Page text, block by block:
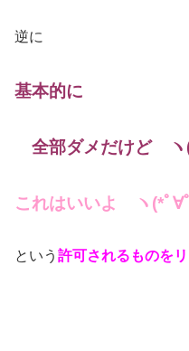
逆に
基本的に
全部ダメだけど ヽ(
これはいいよ ヽ(*ﾟ∀
という 許可されるものを